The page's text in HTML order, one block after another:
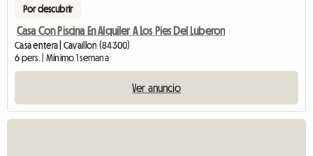
Por descubrir
Casa Con Piscina En Alquiler A Los Pies Del Luberon
Casa entera | Cavaillon (84300)
6 pers. | Mínimo 1 semana
Ver anuncio